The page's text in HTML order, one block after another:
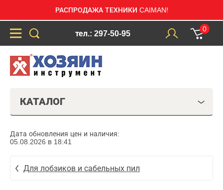
РАСПРОДАЖА ТЕХНИКИ CAIMAN!
тел.: 297-50-95
0
КАТАЛОГ
Дата обновления цен и наличия:
05.08.2026 в 18:41
Для лобзиков и сабельных пил